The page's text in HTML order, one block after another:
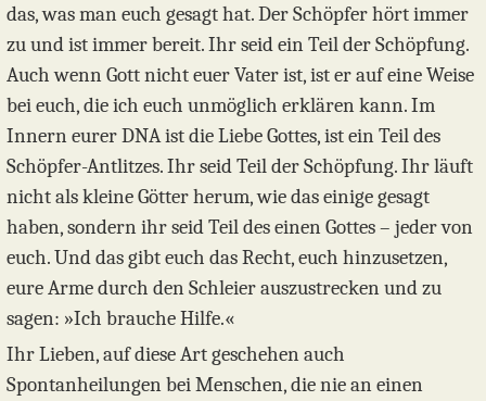
das, was man euch gesagt hat. Der Schöpfer hört immer
zu und ist immer bereit. Ihr seid ein Teil der Schöpfung.
Auch wenn Gott nicht euer Vater ist, ist er auf eine Weise
bei euch, die ich euch unmöglich erklären kann. Im
Innern eurer DNA ist die Liebe Gottes, ist ein Teil des
Schöpfer-Antlitzes. Ihr seid Teil der Schöpfung. Ihr läuft
nicht als kleine Götter herum, wie das einige gesagt
haben, sondern ihr seid Teil des einen Gottes – jeder von
euch. Und das gibt euch das Recht, euch hinzusetzen,
eure Arme durch den Schleier auszustrecken und zu
sagen: »Ich brauche Hilfe.«
Ihr Lieben, auf diese Art geschehen auch
Spontanheilungen bei Menschen, die nie an einen